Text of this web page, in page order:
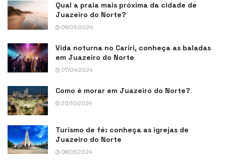
Qual a praia mais próxima da cidade de
Juazeiro do Norte?
09/06/2024
Vida noturna no Cariri, conheça as baladas
em Juazeiro do Norte
07/04/2024
Como é morar em Juazeiro do Norte?
20/10/2024
Turismo de fé: conheça as igrejas de
Juazeiro do Norte
08/03/2024